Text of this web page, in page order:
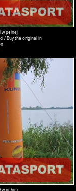
w pełnej
/ Buy the original in
w pełnej